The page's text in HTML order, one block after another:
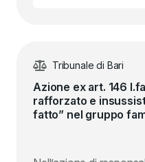
Tribunale di Bari
Azione ex art. 146
rafforzato e
fatto” nel gruppo